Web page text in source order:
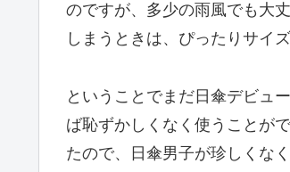
のですが、多少の雨風でも大
しまうときは、ぴったりサイ
ということでまだ日傘デビュ
ば恥ずかしくなく使うことが
たので、日傘男子が珍しくな